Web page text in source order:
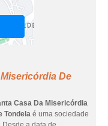
De
Casa Da Misericórdia
Tondela é uma sociedade